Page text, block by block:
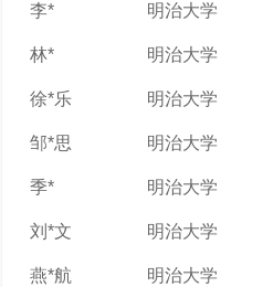
李* 明治大学
林* 明治大学
徐*乐 明治大学
邹*思 明治大学
季* 明治大学
刘*文 明治大学
燕*航 明治大学